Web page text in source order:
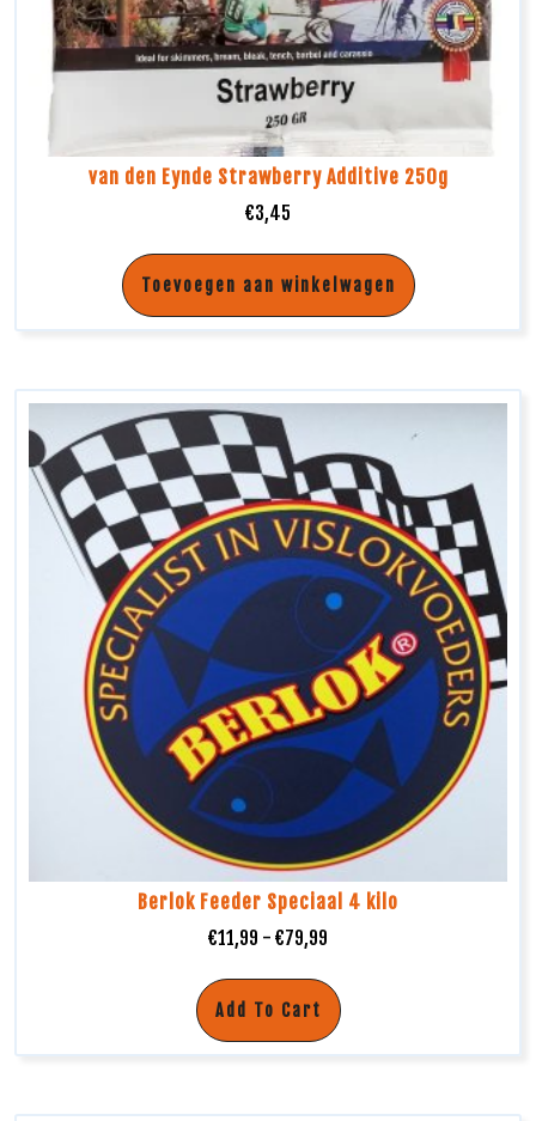
van den Eynde Strawberry Additive 250g
€3,45
Toevoegen aan winkelwagen
Berlok Feeder Speciaal 4 kilo
€11,99 - €79,99
Add To Cart